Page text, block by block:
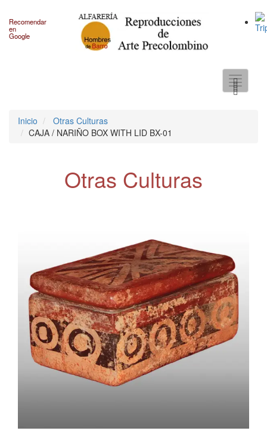
Recomendar
en
Google
Toggle
Inicio
Otras Culturas
CAJA / NARIÑO BOX WITH LID BX-01
Otras Culturas